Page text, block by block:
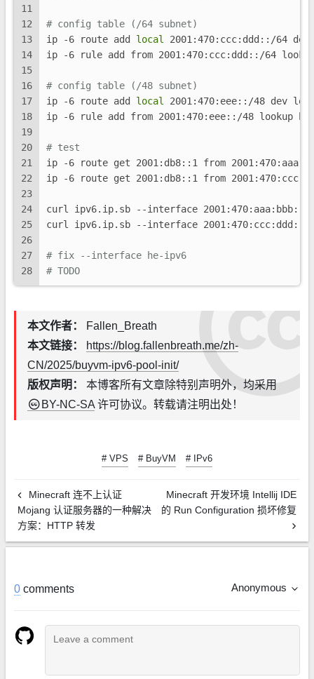
11
12
13
14
15
16
17
18
19
20
21
22
23
24
25
26
27
28
# config table (/64 subnet)
ip -6 route add local
2001:470:ccc:ddd::/64
ip -6 rule add from 2001:470:ccc:ddd::/64
# config table (/48 subnet)
ip -6 route add local
2001:470:eee::/48 dev
ip -6 rule add from 2001:470:eee::/48 lookup
# test
ip -6 route get 2001:db8::1 from
ip -6 route get 2001:db8::1 from
curl ipv6.ip.sb --interface 2001:470:aaa:bbb::2
curl ipv6.ip.sb --interface
# fix --interface he-ipv6
# TODO
本文作者：
Fallen_Breath
本文链接：
https://blog.fallenbreath.me/zh-
CN/2025/buyvm-ipv6-pool-init/
版权声明： 本博客所有文章除特别声明外，均采用
BY-NC-SA 许可协议。转载请注明出处！
# VPS # BuyVM # IPv6
Minecraft 连不上认证
Mojang 认证服务器的一种解决
方案：HTTP 转发
Minecraft 开发环境 Intellij IDE
的 Run Configuration 损坏修复
0 comments Anonymous